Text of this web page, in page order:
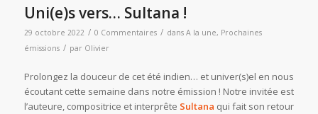
Uni(e)s vers… Sultana !
29 octobre 2022 / 0 Commentaires / dans A la une, Prochaines
émissions / par Olivier
Prolongez la douceur de cet été indien… et univer(s)el en nous
écoutant cette semaine dans notre émission ! Notre invitée est
l’auteure, compositrice et interprête Sultana qui fait son retour